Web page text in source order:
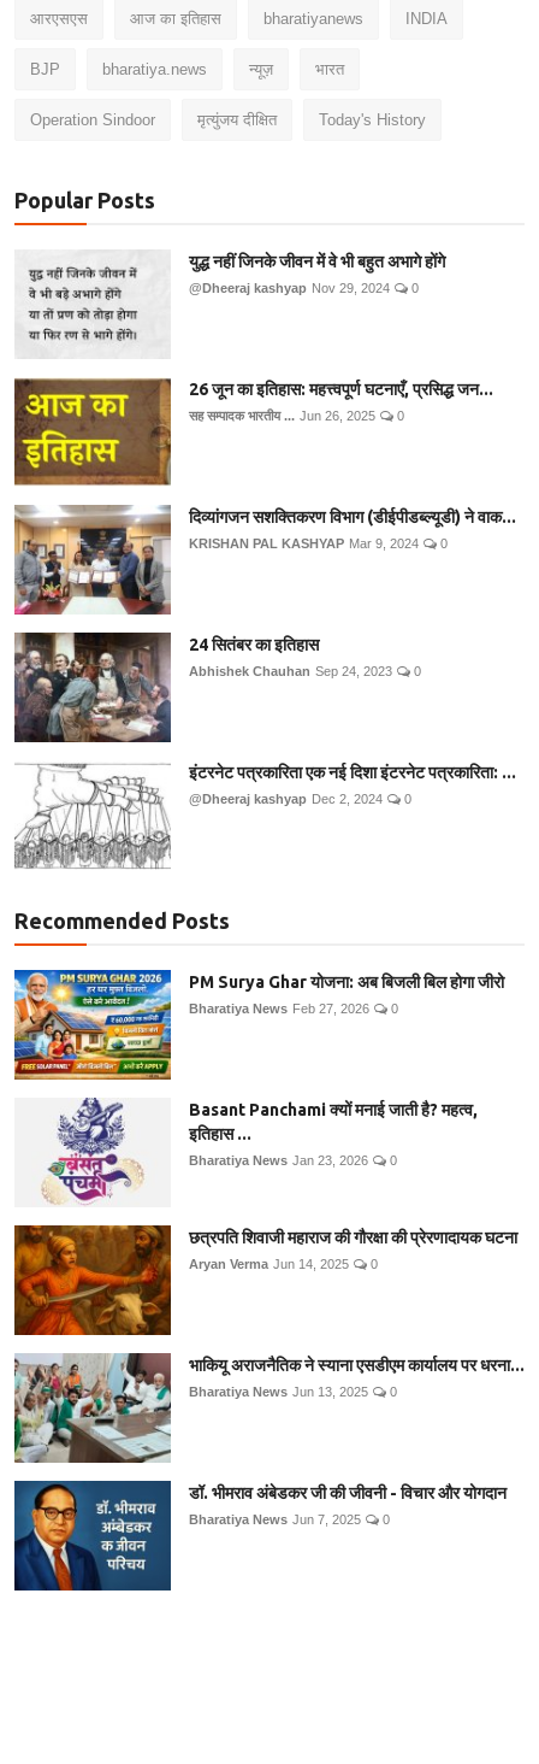
आरएसएस आज का इतिहास bharatiyanews INDIA
BJP bharatiya.news न्यूज़ भारत
Operation Sindoor मृत्युंजय दीक्षित Today's History
Popular Posts
युद्ध नहीं जिनके जीवन में वे भी बहुत अभागे होंगे
@Dheeraj kashyap Nov 29, 2024 0
26 जून का इतिहास: महत्त्वपूर्ण घटनाएँ, प्रसिद्ध जन...
सह सम्पादक भारतीय ... Jun 26, 2025 0
दिव्यांगजन सशक्तिकरण विभाग (डीईपीडब्ल्यूडी) ने वाक...
KRISHAN PAL KASHYAP Mar 9, 2024 0
24 सितंबर का इतिहास
Abhishek Chauhan Sep 24, 2023 0
इंटरनेट पत्रकारिता एक नई दिशा इंटरनेट पत्रकारिता: ...
@Dheeraj kashyap Dec 2, 2024 0
Recommended Posts
PM Surya Ghar योजना: अब बिजली बिल होगा जीरो
Bharatiya News Feb 27, 2026 0
Basant Panchami क्यों मनाई जाती है? महत्व,
इतिहास ...
Bharatiya News Jan 23, 2026 0
छत्रपति शिवाजी महाराज की गौरक्षा की प्रेरणादायक घटना
Aryan Verma Jun 14, 2025 0
भाकियू अराजनैतिक ने स्याना एसडीएम कार्यालय पर धरना...
Bharatiya News Jun 13, 2025 0
डॉ. भीमराव अंबेडकर जी की जीवनी - विचार और योगदान
Bharatiya News Jun 7, 2025 0